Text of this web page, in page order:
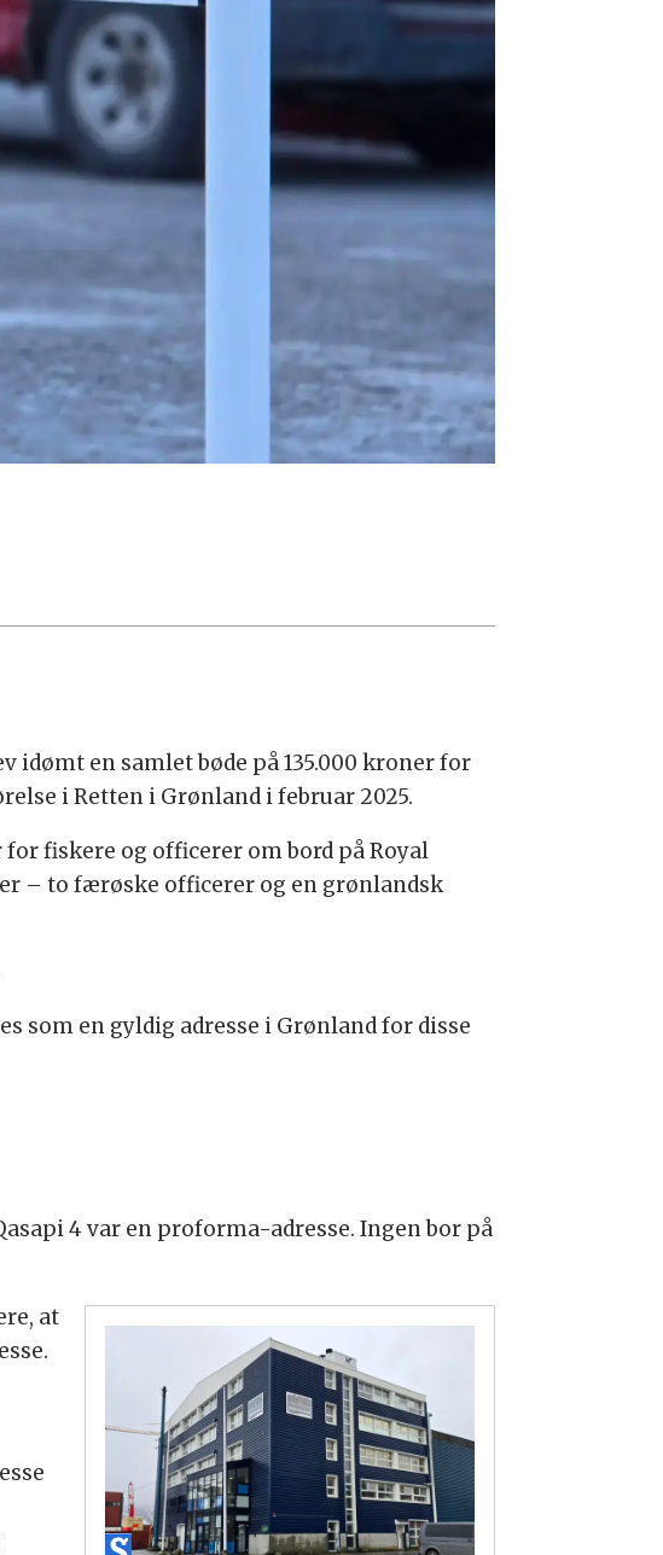
idømt en samlet bøde på 135.000 kroner for
i Retten i Grønland i februar 2025.
fiskere og officerer om bord på Royal
– to færøske officerer og en grønlandsk
som en gyldig adresse i Grønland for disse
4 var en proforma-adresse. Ingen bor på
at